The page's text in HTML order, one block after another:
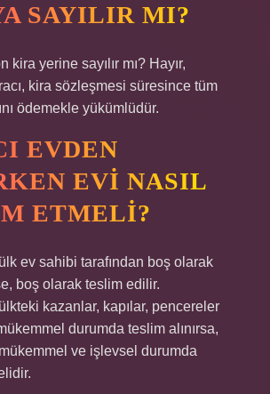
SAYILIR MI?
kira yerine sayılır mı? Hayır,
kira sözleşmesi süresince tüm
ödemekle yükümlüdür.
EVDEN
EVI NASIL
ETMELI?
ev sahibi tarafından boş olarak
boş olarak teslim edilir.
kazanlar, kapılar, pencereler
durumda teslim alınırsa,
ve işlevsel durumda